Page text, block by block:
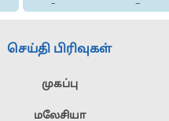
அறிவுரைக்கு ஆமென்
செய்தி பிரிவுகள்
முகப்பு
மலேசியா